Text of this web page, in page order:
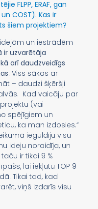
FLPP, ERAF, gan
COST). Kas ir
šiem projektiem?
un iestrādēm
ir uzvarētāja
arī daudzveidīgs
. Viss sākas ar
– daudzi šķēršļi
Kad vaicāju par
(vai
spējīgiem un
ka man izdosies.”
ieguldīju visu
ideju noraidīja, un
ir tikai 9 %
lai iekļūtu TOP 9
Tikai tad, kad
viņš izdarīs visu